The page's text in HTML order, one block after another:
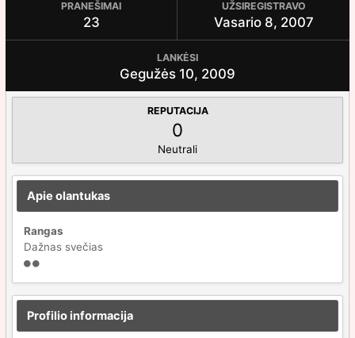
PRANEŠIMAI
23
UŽSIREGISTRAVO
Vasario 8, 2007
LANKĖSI
Gegužės 10, 2009
REPUTACIJA
0
Neutrali
Apie olantukas
Rangas
Dažnas svečias
Profilio informacija